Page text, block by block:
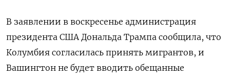
В заявлении в воскресенье администрация
президента США Дональда Трампа сообщила, что
Колумбия согласилась принять мигрантов, и
Вашингтон не будет вводить обещанные